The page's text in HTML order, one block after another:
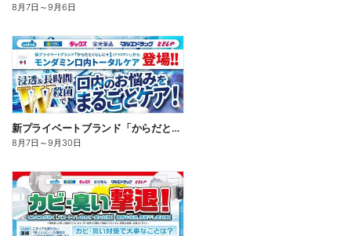
8月7日 ～9月6日
新プライベートブランド「からだとくらしに+1(プラスワン)」よりモンダミン口内トータルケア登場!
8月7日 ～9月30日